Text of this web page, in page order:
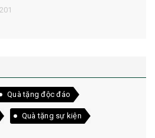
Quà tặng độc đáo
Quà tặng sự kiện